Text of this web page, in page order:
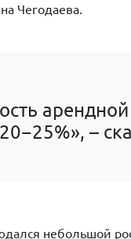
Чегодаева.
20−25%», –
небольшой